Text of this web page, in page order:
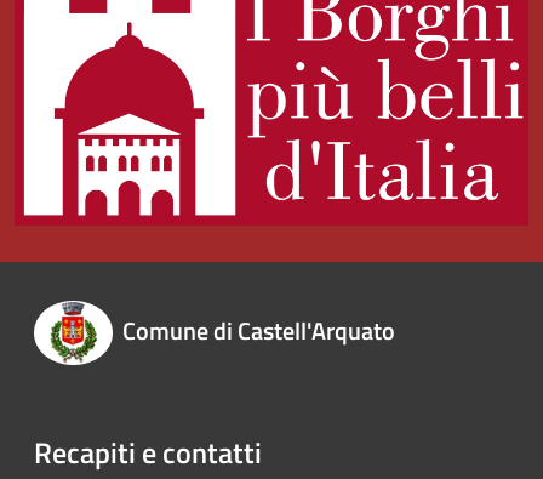
Comune di Castell'Arquato
Recapiti e contatti